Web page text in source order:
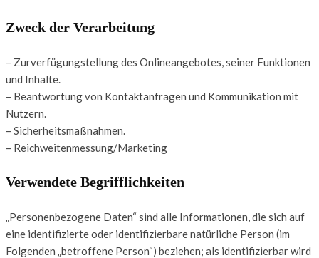
Zweck der Verarbeitung
– Zurverfügungstellung des Onlineangebotes, seiner Funktionen
und Inhalte.
– Beantwortung von Kontaktanfragen und Kommunikation mit
Nutzern.
– Sicherheitsmaßnahmen.
– Reichweitenmessung/Marketing
Verwendete Begrifflichkeiten
„Personenbezogene Daten“ sind alle Informationen, die sich auf
eine identifizierte oder identifizierbare natürliche Person (im
Folgenden „betroffene Person“) beziehen; als identifizierbar wird